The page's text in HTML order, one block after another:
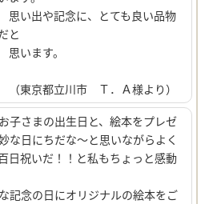
思い出や記念に、とても良い品物
と
思います。
（東京都立川市 Ｔ．Ａ様より）
子さまの出生日と、絵本をプレゼ
な日にちだな～と思いながらよく
日祝いだ！！と私もちょっと感動
記念の日にオリジナルの絵本をご